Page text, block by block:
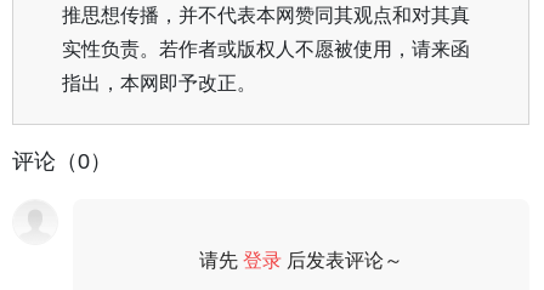
推思想传播，并不代表本网赞同其观点和对其真
实性负责。若作者或版权人不愿被使用，请来函
指出，本网即予改正。
评论（0）
请先登录 后发表评论～